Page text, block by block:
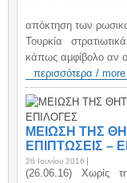
απόκτηση των
Τουρκία
κάπως αμφίβολο αν
περισσότερα / more
ΜΕΙΩΣΗ ΤΗΣ
ΕΠΙΠΤΩΣΕΙΣ –
26 Ιουνίου 2016
(26.06.16) Χωρίς